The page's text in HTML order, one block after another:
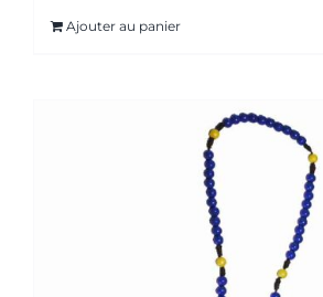
Ajouter au panier